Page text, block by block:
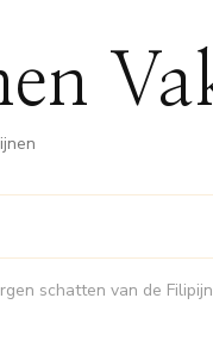
schatten van de